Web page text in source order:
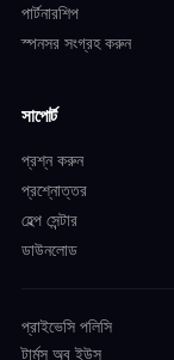
পার্টনারশিপ
স্পনসর সংগ্রহ করুন
সাপোর্ট
প্রশ্ন করুন
প্রশ্নোত্তর
হেল্প সেন্টার
ডাউনলোড
প্রাইভেসি পলিসি
টার্মস অব ইউস